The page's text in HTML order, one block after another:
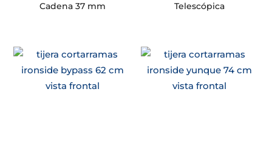
Cadena 37 mm
Telescópica